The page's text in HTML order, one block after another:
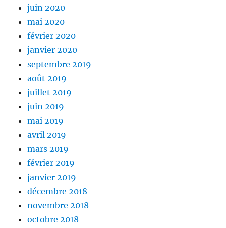
juin 2020
mai 2020
février 2020
janvier 2020
septembre 2019
août 2019
juillet 2019
juin 2019
mai 2019
avril 2019
mars 2019
février 2019
janvier 2019
décembre 2018
novembre 2018
octobre 2018